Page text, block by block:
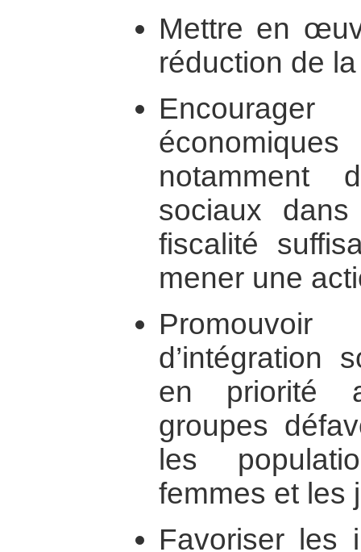
Mettre en
réduction de
notamment
sociaux
fiscalité
mener une
d’intégration
en priorité
groupes
les
femmes et les
Favoriser les